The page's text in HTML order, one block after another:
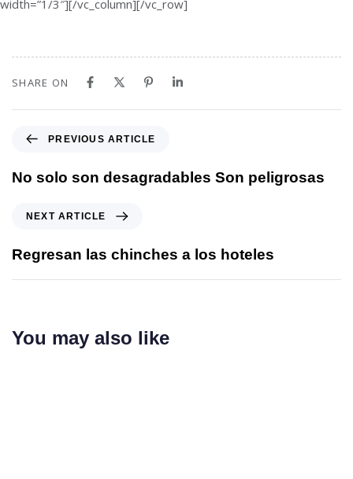
width=”1/3″][/vc_column][/vc_row]
SHARE ON
PREVIOUS ARTICLE
No solo son desagradables Son peligrosas
NEXT ARTICLE
Regresan las chinches a los hoteles
You may also like